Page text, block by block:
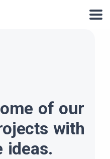
of our
with
ideas.